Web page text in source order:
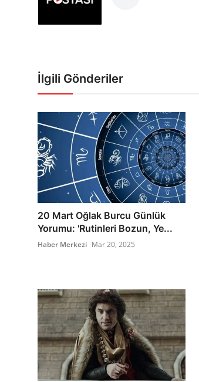
İlgili Gönderiler
20 Mart Oğlak Burcu Günlük
Yorumu: 'Rutinleri Bozun, Ye...
Haber Merkezi Mar 20, 2025